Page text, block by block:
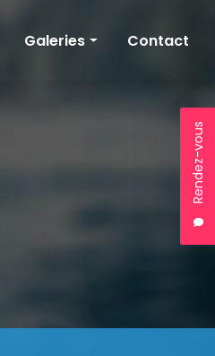
Rendez-vous
Galeries Contact